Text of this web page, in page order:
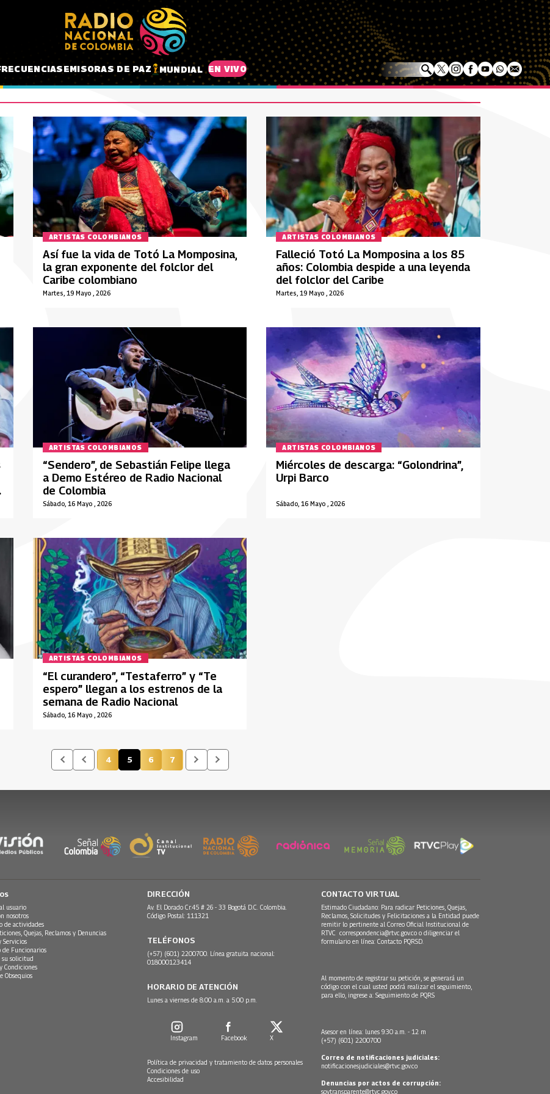
EMISORAS DE PAZ MUNDIAL EN VIVO
ARTISTAS COLOMBIANOS
Martes, 19 Mayo , 2026
Así fue la vida de Totó La Momposina,
la gran exponente del folclor del
Caribe colombiano
ARTISTAS COLOMBIANOS
Martes, 19 Mayo , 2026
Falleció Totó La Momposina a los 85
años: Colombia despide a una leyenda
del folclor del Caribe
ARTISTAS COLOMBIANOS
Sábado, 16 Mayo , 2026
“Sendero”, de Sebastián Felipe llega
a Demo Estéreo de Radio Nacional
de Colombia
ARTISTAS COLOMBIANOS
Sábado, 16 Mayo , 2026
Miércoles de descarga: “Golondrina”,
Urpi Barco
ARTISTAS COLOMBIANOS
Sábado, 16 Mayo , 2026
“El curandero”, “Testaferro” y “Te
espero” llegan a los estrenos de la
semana de Radio Nacional
Página
4 Página actual
5 Página
6 Página
7
usuario
nosotros
de actividades
Quejas, Reclamos y Denuncias
Servicios
de Funcionarios
su solicitud
Condiciones
Obsequios
DIRECCIÓN
Av. El Dorado Cr.45 # 26 - 33 Bogotá D.C. Colombia.
Código Postal: 111321
TELÉFONOS
(+57) (601) 2200700. Línea gratuita nacional:
018000123414
HORARIO DE ATENCIÓN
Lunes a viernes de 8:00 a.m. a 5:00 p.m.
Instagram Facebook X
Política de privacidad y tratamiento de datos personales
Condiciones de uso
Accesibilidad
CONTACTO VIRTUAL
Estimado Ciudadano: Para radicar Peticiones, Quejas,
Reclamos, Solicitudes y Felicitaciones a la Entidad puede
remitir lo pertinente al Correo Oficial Institucional de
RTVC correspondencia@rtvc.gov.co o diligenciar el
formulario en línea: Contacto PQRSD.
Al momento de registrar su petición, se generará un
código con el cual usted podrá realizar el seguimiento,
para ello, ingrese a: Seguimiento de PQRS
Asesor en línea: lunes 9:30 a.m. - 12 m
(+57) (601) 2200700
Correo de notificaciones judiciales:
notificacionesjudiciales@rtvc.gov.co
Denuncias por actos de corrupción:
soytransparente@rtvc.gov.co